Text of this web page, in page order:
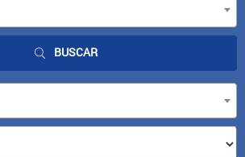
BUSCAR